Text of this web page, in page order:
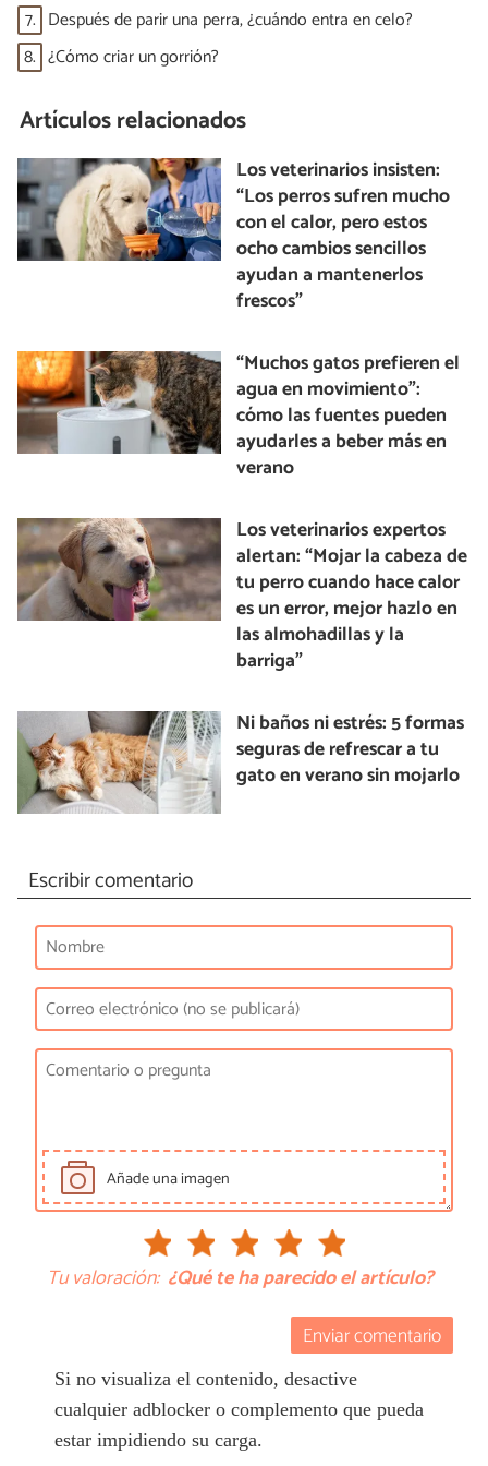
7. Después de parir una perra, ¿cuándo entra en celo?
8. ¿Cómo criar un gorrión?
Artículos relacionados
Los veterinarios insisten:
“Los perros sufren mucho
con el calor, pero estos
ocho cambios sencillos
ayudan a mantenerlos
frescos”
“Muchos gatos prefieren el
agua en movimiento”:
cómo las fuentes pueden
ayudarles a beber más en
verano
Los veterinarios expertos
alertan: “Mojar la cabeza de
tu perro cuando hace calor
es un error, mejor hazlo en
las almohadillas y la
barriga”
Ni baños ni estrés: 5 formas
seguras de refrescar a tu
gato en verano sin mojarlo
Escribir comentario
Añade una imagen
Tu valoración: ¿Qué te ha parecido el artículo?
Enviar comentario
Si no visualiza el contenido, desactive
cualquier adblocker o complemento que pueda
estar impidiendo su carga.